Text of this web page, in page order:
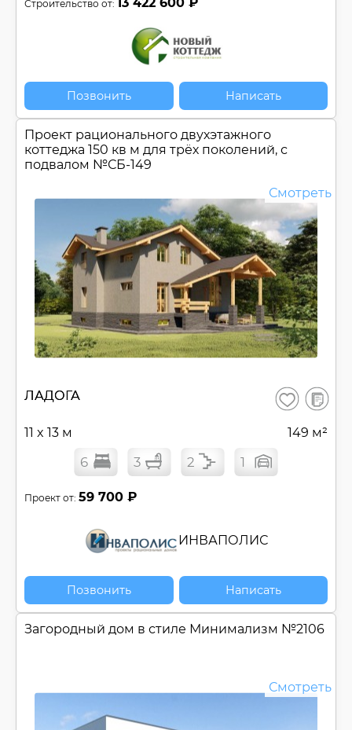
Строительство от:
Позвонить Написать
Проект рационального двухэтажного
коттеджа 150 кв м для трёх поколений, с
подвалом №СБ-149
Смотреть
ЛАДОГА Сохранить
В
11 x 13 м 149 м²
6 3 2 1
Проект от: 59 700 ₽
ИНВАПОЛИС
Позвонить Написать
Загородный дом в стиле Минимализм №2106
Смотреть